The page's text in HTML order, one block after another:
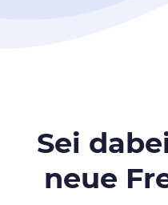
Sei
neue